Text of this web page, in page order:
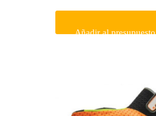
Añadir al presupuesto